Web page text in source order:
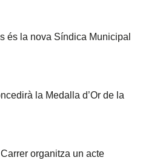
és la nova Síndica Municipal
la Medalla d’Or de la
organitza un acte